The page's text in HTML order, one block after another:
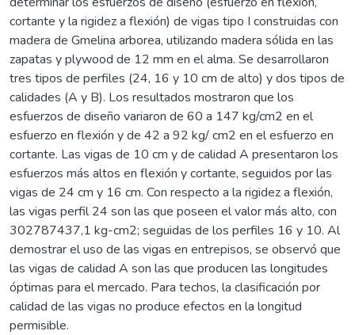
cortante y la rigidez a flexión) de vigas tipo I construidas con
madera de Gmelina arborea, utilizando madera sólida en las
zapatas y plywood de 12 mm en el alma. Se desarrollaron
tres tipos de perfiles (24, 16 y 10 cm de alto) y dos tipos de
calidades (A y B). Los resultados mostraron que los
esfuerzos de diseño variaron de 60 a 147 kg/cm2 en el
esfuerzo en flexión y de 42 a 92 kg/ cm2 en el esfuerzo en
cortante. Las vigas de 10 cm y de calidad A presentaron los
esfuerzos más altos en flexión y cortante, seguidos por las
vigas de 24 cm y 16 cm. Con respecto a la rigidez a flexión,
las vigas perfil 24 son las que poseen el valor más alto, con
302787437,1 kg-cm2; seguidas de los perfiles 16 y 10. Al
demostrar el uso de las vigas en entrepisos, se observó que
las vigas de calidad A son las que producen las longitudes
óptimas para el mercado. Para techos, la clasificación por
calidad de las vigas no produce efectos en la longitud
permisible.